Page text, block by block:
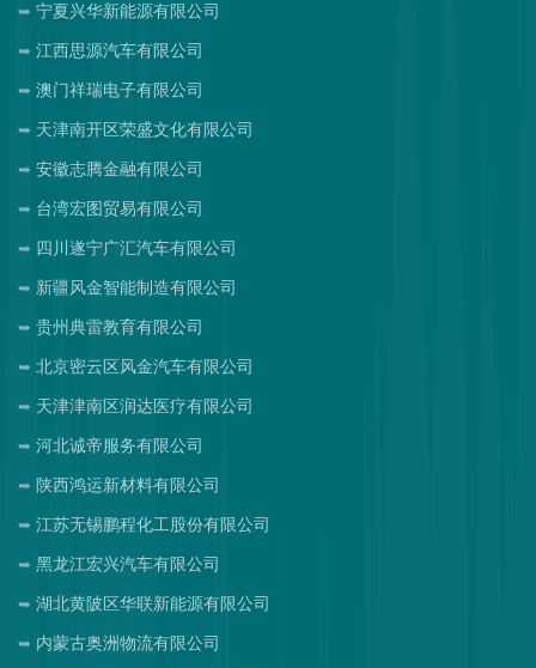
宁夏兴华新能源有限公司
江西思源汽车有限公司
澳门祥瑞电子有限公司
天津南开区荣盛文化有限公司
安徽志腾金融有限公司
台湾宏图贸易有限公司
四川遂宁广汇汽车有限公司
新疆风金智能制造有限公司
贵州典雷教育有限公司
北京密云区风金汽车有限公司
天津津南区润达医疗有限公司
河北诚帝服务有限公司
陕西鸿运新材料有限公司
江苏无锡鹏程化工股份有限公司
黑龙江宏兴汽车有限公司
湖北黄陂区华联新能源有限公司
内蒙古奥洲物流有限公司